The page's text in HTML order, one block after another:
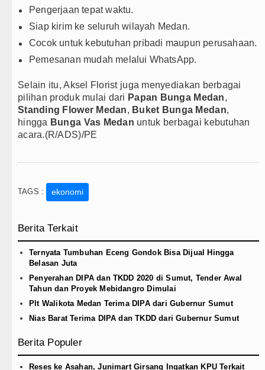
Pengerjaan tepat waktu.
Siap kirim ke seluruh wilayah Medan.
Cocok untuk kebutuhan pribadi maupun perusahaan.
Pemesanan mudah melalui WhatsApp.
Selain itu, Aksel Florist juga menyediakan berbagai
pilihan produk mulai dari Papan Bunga Medan,
Standing Flower Medan, Buket Bunga Medan,
hingga Bunga Vas Medan untuk berbagai kebutuhan
acara.(R/ADS)/PE
TAGS : ekonomi
Berita Terkait
Ternyata Tumbuhan Eceng Gondok Bisa Dijual Hingga
Belasan Juta
Penyerahan DIPA dan TKDD 2020 di Sumut, Tender Awal
Tahun dan Proyek Mebidangro Dimulai
Plt Walikota Medan Terima DIPA dari Gubernur Sumut
Nias Barat Terima DIPA dan TKDD dari Gubernur Sumut
Berita Populer
Reses ke Asahan, Junimart Girsang Ingatkan KPU Terkait